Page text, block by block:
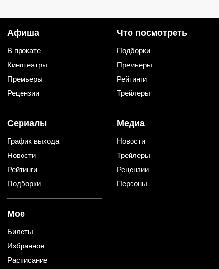
Афиша
В прокате
Кинотеатры
Премьеры
Рецензии
Что посмотреть
Подборки
Премьеры
Рейтинги
Трейлеры
Сериалы
График выхода
Новости
Рейтинги
Подборки
Медиа
Новости
Трейлеры
Рецензии
Персоны
Мое
Билеты
Избранное
Расписание